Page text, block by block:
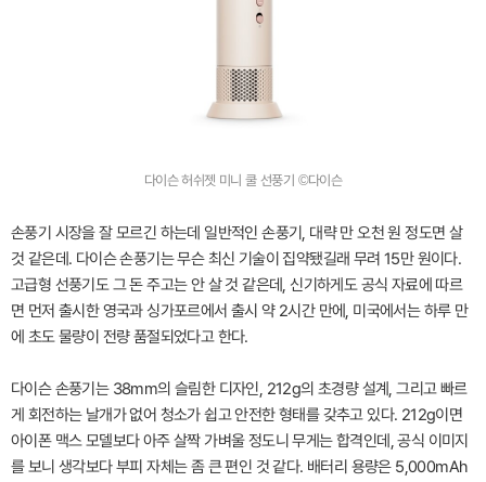
다이슨 허쉬젯 미니 쿨 선풍기 ©다이슨
손풍기 시장을 잘 모르긴 하는데 일반적인 손풍기, 대략 만 오천 원 정도면 살
것 같은데. 다이슨 손풍기는 무슨 최신 기술이 집약됐길래 무려 15만 원이다.
고급형 선풍기도 그 돈 주고는 안 살 것 같은데, 신기하게도 공식 자료에 따르
면 먼저 출시한 영국과 싱가포르에서 출시 약 2시간 만에, 미국에서는 하루 만
에 초도 물량이 전량 품절되었다고 한다.
다이슨 손풍기는 38mm의 슬림한 디자인, 212g의 초경량 설계, 그리고 빠르
게 회전하는 날개가 없어 청소가 쉽고 안전한 형태를 갖추고 있다. 212g이면
아이폰 맥스 모델보다 아주 살짝 가벼울 정도니 무게는 합격인데, 공식 이미지
를 보니 생각보다 부피 자체는 좀 큰 편인 것 같다. 배터리 용량은 5,000mAh